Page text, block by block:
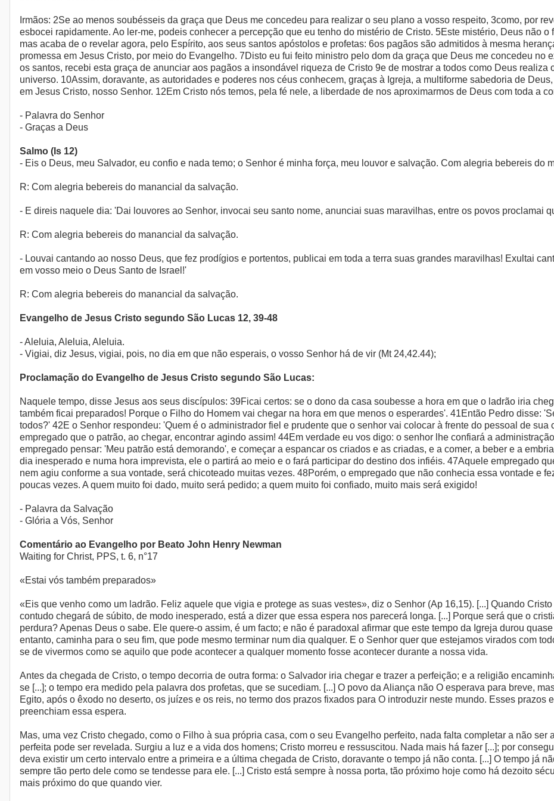
Irmãos: 2Se ao menos soubésseis da graça que Deus me concedeu para realizar o seu plano a vosso respeito, 3como, por
esbocei rapidamente. Ao ler-me, podeis conhecer a percepção que eu tenho do mistério de Cristo. 5Este mistério, Deus não
mas acaba de o revelar agora, pelo Espírito, aos seus santos apóstolos e profetas: 6os pagãos são admitidos à mesma
promessa em Jesus Cristo, por meio do Evangelho. 7Disto eu fui feito ministro pelo dom da graça que Deus me concedeu no
os santos, recebi esta graça de anunciar aos pagãos a insondável riqueza de Cristo 9e de mostrar a todos como Deus
universo. 10Assim, doravante, as autoridades e poderes nos céus conhecem, graças à Igreja, a multiforme sabedoria de
em Jesus Cristo, nosso Senhor. 12Em Cristo nós temos, pela fé nele, a liberdade de nos aproximarmos de Deus com toda a
- Palavra do Senhor
- Graças a Deus
Salmo (Is 12)
- Eis o Deus, meu Salvador, eu confio e nada temo; o Senhor é minha força, meu louvor e salvação. Com alegria bebereis do
R: Com alegria bebereis do manancial da salvação.
- E direis naquele dia: 'Dai louvores ao Senhor, invocai seu santo nome, anunciai suas maravilhas, entre os povos proclamai
R: Com alegria bebereis do manancial da salvação.
- Louvai cantando ao nosso Deus, que fez prodígios e portentos, publicai em toda a terra suas grandes maravilhas! Exultai
em vosso meio o Deus Santo de Israel!'
R: Com alegria bebereis do manancial da salvação.
Evangelho de Jesus Cristo segundo São Lucas 12, 39-48
- Aleluia, Aleluia, Aleluia.
- Vigiai, diz Jesus, vigiai, pois, no dia em que não esperais, o vosso Senhor há de vir (Mt 24,42.44);
Proclamação do Evangelho de Jesus Cristo segundo São Lucas:
Naquele tempo, disse Jesus aos seus discípulos: 39Ficai certos: se o dono da casa soubesse a hora em que o ladrão iria
também ficai preparados! Porque o Filho do Homem vai chegar na hora em que menos o esperardes'. 41Então Pedro disse:
todos?' 42E o Senhor respondeu: 'Quem é o administrador fiel e prudente que o senhor vai colocar à frente do pessoal de
empregado que o patrão, ao chegar, encontrar agindo assim! 44Em verdade eu vos digo: o senhor lhe confiará a
empregado pensar: 'Meu patrão está demorando', e começar a espancar os criados e as criadas, e a comer, a beber e a
dia inesperado e numa hora imprevista, ele o partirá ao meio e o fará participar do destino dos infiéis. 47Aquele empregado
nem agiu conforme a sua vontade, será chicoteado muitas vezes. 48Porém, o empregado que não conhecia essa vontade e
poucas vezes. A quem muito foi dado, muito será pedido; a quem muito foi confiado, muito mais será exigido!
- Palavra da Salvação
- Glória a Vós, Senhor
Comentário ao Evangelho por Beato John Henry Newman
Waiting for Christ, PPS, t. 6, n°17
«Estai vós também preparados»
«Eis que venho como um ladrão. Feliz aquele que vigia e protege as suas vestes», diz o Senhor (Ap 16,15). [...] Quando
contudo chegará de súbito, de modo inesperado, está a dizer que essa espera nos parecerá longa. [...] Porque será que o
perdura? Apenas Deus o sabe. Ele quere-o assim, é um facto; e não é paradoxal afirmar que este tempo da Igreja durou
entanto, caminha para o seu fim, que pode mesmo terminar num dia qualquer. E o Senhor quer que estejamos virados com
se de vivermos como se aquilo que pode acontecer a qualquer momento fosse acontecer durante a nossa vida.
Antes da chegada de Cristo, o tempo decorria de outra forma: o Salvador iria chegar e trazer a perfeição; e a religião
se [...]; o tempo era medido pela palavra dos profetas, que se sucediam. [...] O povo da Aliança não O esperava para breve,
Egito, após o êxodo no deserto, os juízes e os reis, no termo dos prazos fixados para O introduzir neste mundo. Esses
preenchiam essa espera.
Mas, uma vez Cristo chegado, como o Filho à sua própria casa, com o seu Evangelho perfeito, nada falta completar a não
perfeita pode ser revelada. Surgiu a luz e a vida dos homens; Cristo morreu e ressuscitou. Nada mais há fazer [...]; por
deva existir um certo intervalo entre a primeira e a última chegada de Cristo, doravante o tempo já não conta. [...] O tempo já
sempre tão perto dele como se tendesse para ele. [...] Cristo está sempre à nossa porta, tão próximo hoje como há dezoito
mais próximo do que quando vier.